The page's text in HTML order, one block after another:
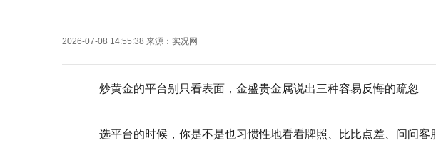
2026-07-08 14:55:38 来源： 实况网
炒黄金的平台别只看表面，金盛贵金属说出三种容易反悔的疏忽
选平台的时候，你是不是也习惯性地看看牌照、比比点差、问问客